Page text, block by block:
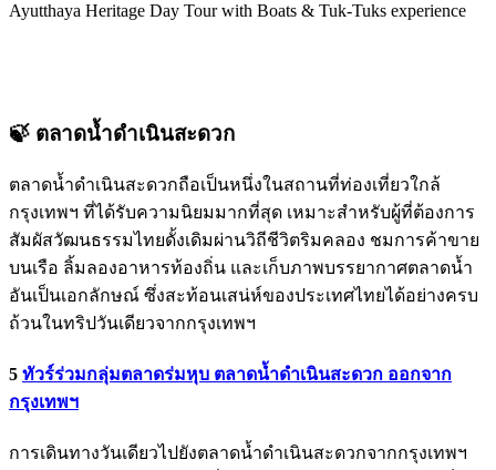
Ayutthaya Heritage Day Tour with Boats & Tuk-Tuks experience
🍃 ตลาดน้ำดำเนินสะดวก
ตลาดน้ำดำเนินสะดวกถือเป็นหนึ่งในสถานที่ท่องเที่ยวใกล้
กรุงเทพฯ ที่ได้รับความนิยมมากที่สุด เหมาะสำหรับผู้ที่ต้องการ
สัมผัสวัฒนธรรมไทยดั้งเดิมผ่านวิถีชีวิตริมคลอง ชมการค้าขาย
บนเรือ ลิ้มลองอาหารท้องถิ่น และเก็บภาพบรรยากาศตลาดน้ำ
อันเป็นเอกลักษณ์ ซึ่งสะท้อนเสน่ห์ของประเทศไทยได้อย่างครบ
ถ้วนในทริปวันเดียวจากกรุงเทพฯ
5 ทัวร์ร่วมกลุ่มตลาดร่มหุบ ตลาดน้ำดำเนินสะดวก ออกจาก
กรุงเทพฯ
การเดินทางวันเดียวไปยังตลาดน้ำดำเนินสะดวกจากกรุงเทพฯ